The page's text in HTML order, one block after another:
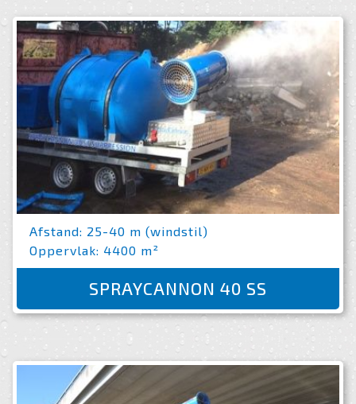
Afstand: 25-40 m (windstil)
Oppervlak: 4400 m²
SPRAYCANNON 40 SS